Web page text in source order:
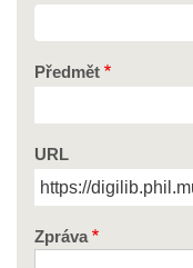
Předmět
URL
Zpráva